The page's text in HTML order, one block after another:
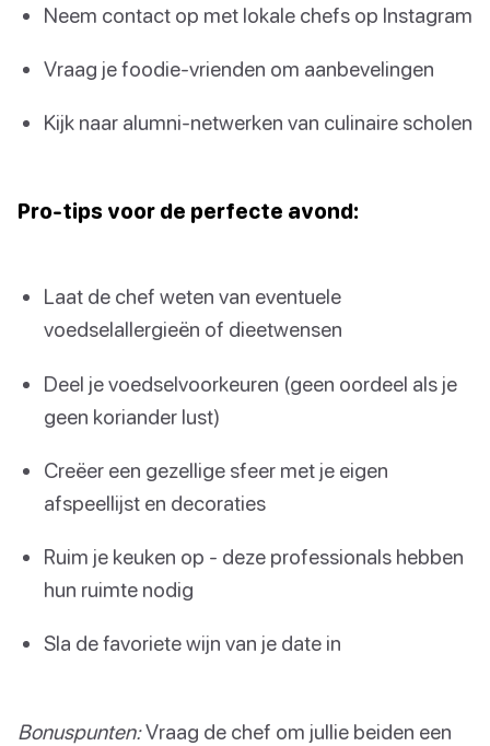
Neem contact op met lokale chefs op Instagram
Vraag je foodie-vrienden om aanbevelingen
Kijk naar alumni-netwerken van culinaire scholen
Pro-tips voor de perfecte avond:
Laat de chef weten van eventuele
voedselallergieën of dieetwensen
Deel je voedselvoorkeuren (geen oordeel als je
geen koriander lust)
Creëer een gezellige sfeer met je eigen
afspeellijst en decoraties
Ruim je keuken op - deze professionals hebben
hun ruimte nodig
Sla de favoriete wijn van je date in
Bonuspunten:Vraag de chef om jullie beiden een